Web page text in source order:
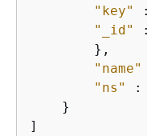
"key"
"_id"
        },
"name"
"ns"
:
    }
]